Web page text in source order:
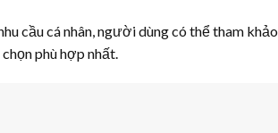
cầu cá nhân, người dùng có thể tham khảo
phù hợp nhất.